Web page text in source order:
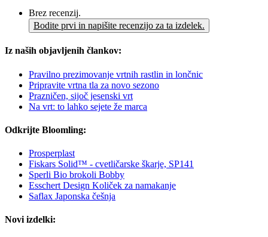
Brez recenzij.
Bodite prvi in napišite recenzijo za ta izdelek.
Iz naših objavljenih člankov:
Pravilno prezimovanje vrtnih rastlin in lončnic
Pripravite vrtna tla za novo sezono
Prazničen, sijoč jesenski vrt
Na vrt: to lahko sejete že marca
Odkrijte Bloomling:
Prosperplast
Fiskars Solid™ - cvetličarske škarje, SP141
Sperli Bio brokoli Bobby
Esschert Design Količek za namakanje
Saflax Japonska češnja
Novi izdelki: